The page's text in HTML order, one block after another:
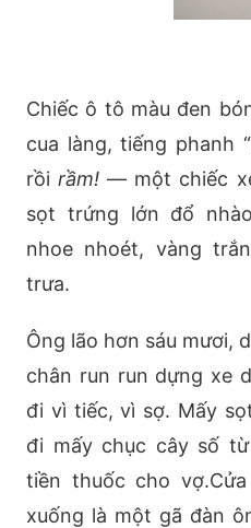
Chiếc ô tô màu đen
cua làng, tiếng phanh
rồirầm! — một chiếc
sọt trứng lớn đổ
nhoe nhoét, vàng
trưa.
Ông lão hơn sáu mươi,
chân run run dựng xe
đi vì tiếc, vì sợ. Mấy
đi mấy chục cây số
tiền thuốc cho
xuống là một gã đàn